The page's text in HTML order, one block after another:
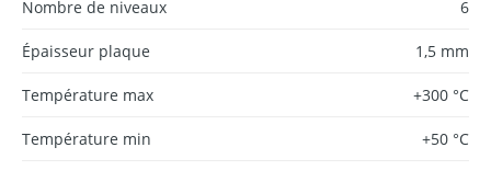
Nombre de niveaux 6
Épaisseur plaque 1,5 mm
Température max +300 °C
Température min +50 °C